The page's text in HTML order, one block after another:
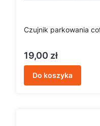
Czujnik parkowania
Cena
19,00 zł
Do koszyka